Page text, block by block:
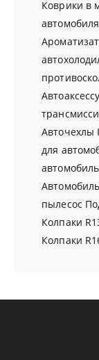
Коврики в
автомобиля
Авточехлы
для
пылесос
Колпаки
Колпаки